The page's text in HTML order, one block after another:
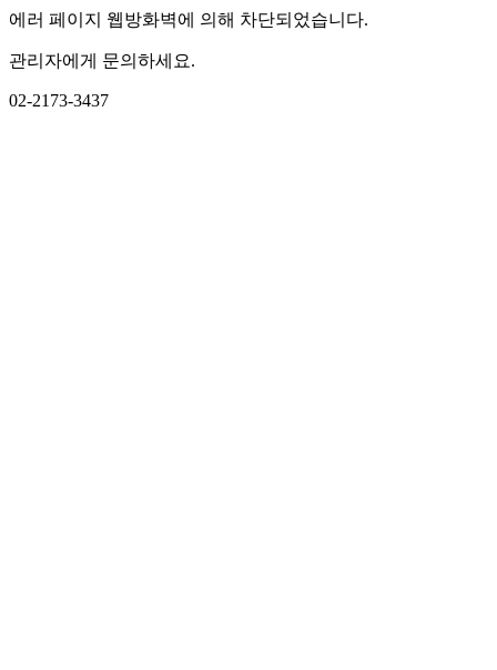
에러 페이지 웹방화벽에 의해 차단되었습니다.
관리자에게 문의하세요.
02-2173-3437